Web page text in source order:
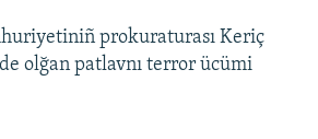
prokuraturası Keriç
olğan patlavnı terror ücümi